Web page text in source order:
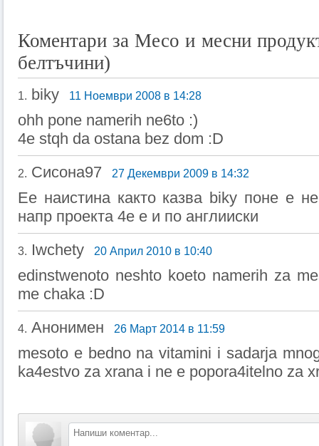
Коментари за Месо и месни
белтъчини)
1. biky 11 Ноември 2008 в 14:28
ohh pone namerih ne6to :)
4e stqh da ostana bez dom :D
2. Сисона97 27 Декември 2009 в 14:32
Ее наистина както казва biky поне е
напр проекта 4е е и по англииски
3. Iwchety 20 Април 2010 в 10:40
edinstwenoto neshto koeto namerih za
me chaka :D
4. Анонимен 26 Март 2014 в 11:59
mesoto e bedno na vitamini i sadarja
ka4estvo za xrana i ne e popora4itelno za